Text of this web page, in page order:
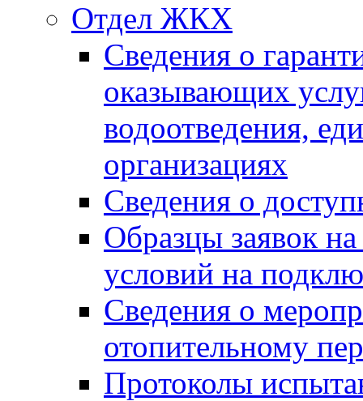
Отдел ЖКХ
Сведения о
оказывающих
водоотведения,
организациях
Сведения о
Образцы заявок
условий на
Сведения о
отопительному
Протоколы